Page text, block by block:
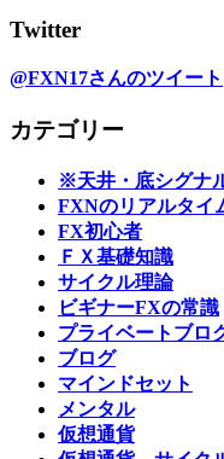
Twitter
@FXN17さんのツイート
カテゴリー
※天井・底シグナ
FXNのリアルタイ
FX初心者
ＦＸ基礎知識
サイクル理論
ビギナーFXの常識
プライベートブロ
ブログ
マインドセット
メンタル
仮想通貨